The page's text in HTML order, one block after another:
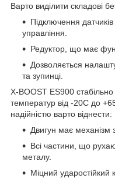
Варто виділити складові
Підключення
управління.
Редуктор, що має
Дозволяється
та зупинці.
X-BOOST ES900
температур від -20С до
надійністю варто віднести:
Двигун має механізм
Всі частини, що
металу.
Міцний ударостійкий